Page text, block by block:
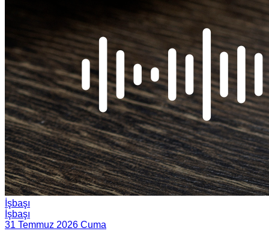
İşbaşı
İşbaşı
31 Temmuz 2026 Cuma